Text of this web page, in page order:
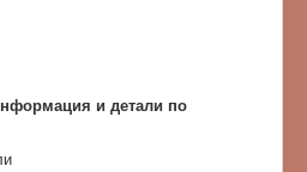
и детали по